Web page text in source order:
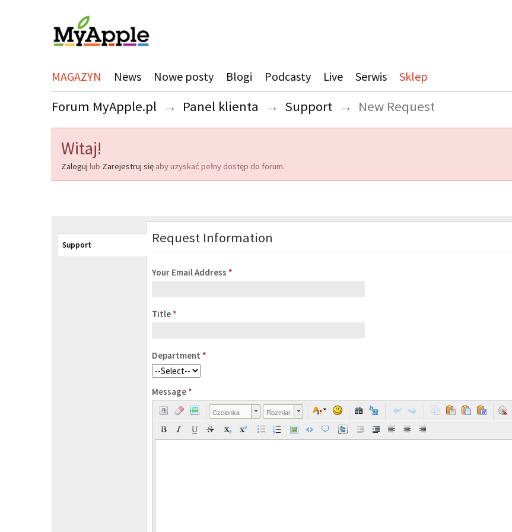
MAGAZYN News Nowe posty Blogi Podcasty Live Serwis Sklep
Forum MyApple.pl → Panel klienta → Support → New Request
Witaj!
Zaloguj lub Zarejestruj się aby uzyskać pełny dostęp do forum.
Support Request Information
Your Email Address *
Title *
Department *
Message *
Czcionka Rozmiar